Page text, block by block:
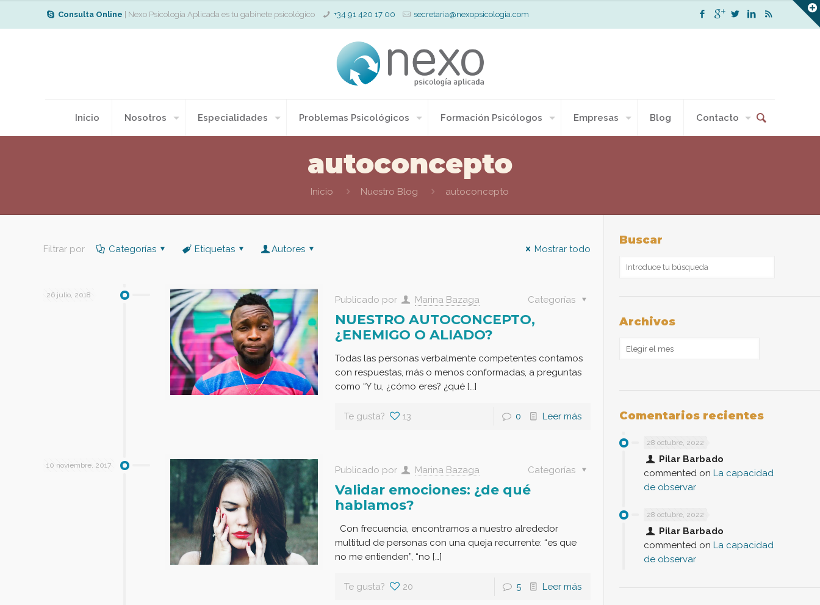
Consulta Online | Nexo Psicología Aplicada es tu gabinete psicológico +34 91 420 17 00 secretaria@nexopsicologia.com
Inicio Nosotros Especialidades Problemas Psicológicos Formación Psicólogos Empresas Blog Contacto
autoconcepto
Inicio Nuestro Blog autoconcepto
Filtrar por Categorías Etiquetas Autores Mostrar todo
26 julio, 2018 Publicado por Marina Bazaga Categorías
NUESTRO AUTOCONCEPTO,
¿ENEMIGO O ALIADO?
Todas las personas verbalmente competentes contamos
con respuestas, más o menos conformadas, a preguntas
como “Y tu, ¿cómo eres? ¿qué […]
Te gusta? 13 0 Leer más
10 noviembre, 2017 Publicado por Marina Bazaga Categorías
Validar emociones: ¿de qué
hablamos?
Con frecuencia, encontramos a nuestro alrededor
multitud de personas con una queja recurrente: “es que
no me entienden”, “no […]
Te gusta? 20 5 Leer más
Buscar
Archivos
Archivos
Comentarios recientes
28 octubre, 2022
Pilar Barbado
commented onLa capacidad
de observar
28 octubre, 2022
Pilar Barbado
commented onLa capacidad
de observar